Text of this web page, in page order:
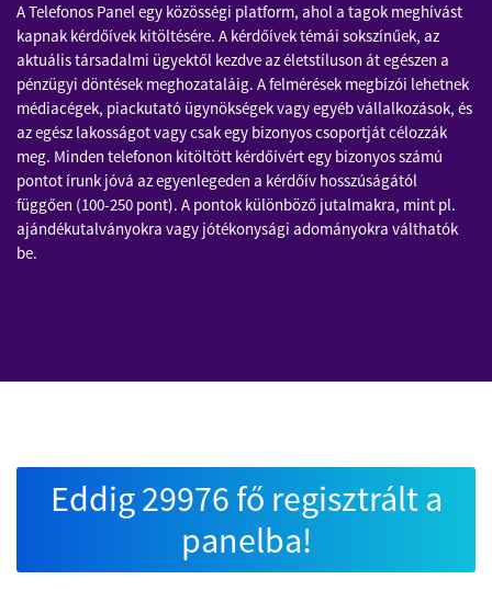
A Telefonos Panel egy közösségi platform, ahol a tagok meghívást
kapnak kérdőívek kitöltésére. A kérdőívek témái sokszínűek, az
aktuális társadalmi ügyektől kezdve az életstíluson át egészen a
pénzügyi döntések meghozataláig. A felmérések megbízói lehetnek
médiacégek, piackutató ügynökségek vagy egyéb vállalkozások, és
az egész lakosságot vagy csak egy bizonyos csoportját célozzák
meg. Minden telefonon kitöltött kérdőívért egy bizonyos számú
pontot írunk jóvá az egyenlegeden a kérdőív hosszúságától
függően (100-250 pont). A pontok különböző jutalmakra, mint pl.
ajándékutalványokra vagy jótékonysági adományokra válthatók
be.
Eddig 29976 fő regisztrált a
panelba!